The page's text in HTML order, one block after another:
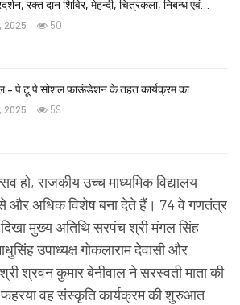
रक्त दान शिविर, मेहन्दी, चित्रकला, निबन्ध एवं…
2025 50
– पे टू पे सोशल फाऊंडेशन के तहत कार्यक्रम का…
2025 59
हो, राजकीय उच्च माध्यमिक विद्यालय
और अधिक विशेष बना देते हैं। 74 वे गणतंत्र
मुख्य अतिथि सरपंच श्री मंगल सिंह
उपाध्यक्ष गोकलाराम देवासी और
श्रवन कुमार बेनीवाल ने सरस्वती माता की
फहरया वह संस्कृति कार्यक्रम की शुरुआत